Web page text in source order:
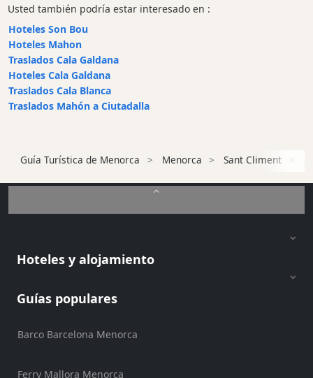
acuático
Restaurante
Excursion
en
barco
Café
Bebidas
Música
Discoteca
Terrazas
Usted también podría estar interesado en :
Hoteles Son Bou
Hoteles Mahon
Traslados Cala Galdana
Hoteles Cala Galdana
Traslados Cala Blanca
Traslados Mahón a Ciutadalla
Guía Turística de Menorca Menorca Sant Climent
Hoteles y alojamiento
Guías populares
Barco Barcelona Menorca
Ferry Mallora Menorca